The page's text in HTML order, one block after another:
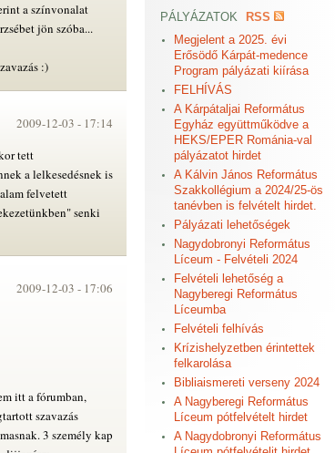
a színvonalat
jön szóba...
:)
2009-12-03 - 17:14
tett
a lelkesedésnek is
felvetett
senki
2009-12-03 - 17:06
itt a fórumban,
szavazás
3 személy kap
PÁLYÁZATOK
RSS
Megjelent a 2025. évi
Erősödő Kárpát-medence
Program pályázati kiírása
FELHÍVÁS
A Kárpátaljai Református
Egyház együttműködve a
HEKS/EPER Románia-val
pályázatot hirdet
A Kálvin János Református
Szakkollégium a 2024/25-ös
tanévben is felvételt hirdet.
Pályázati lehetőségek
Nagydobronyi Református
Líceum - Felvételi 2024
Felvételi lehetőség a
Nagyberegi Református
Líceumba
Felvételi felhívás
Krízishelyzetben érintettek
felkarolása
Bibliaismereti verseny 2024
A Nagyberegi Református
Líceum pótfelvételt hirdet
A Nagydobronyi Református